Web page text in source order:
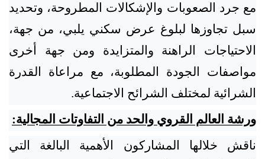
مع جرد الصعوبات والإشكالات المطروحة، وتحديد
سبل تجاوزها لبلوغ عرض سكني يلبي، من جهة،
الاحتياجات الراهنة والمتزايدة ومن جهة أخرى
مواصفات الجودة المطلوبة، مع مراعاة القدرة
الشرائية لمختلف الشرائح الاجتماعية.
ورشة العالم القروي والحد من التفاوتات المجالية:
ناقش خلالها المشاركون الأهمية البالغة التي